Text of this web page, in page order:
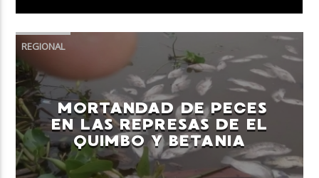
TÍTULO
ARTISTA
Neiva Estereo
REGIONAL
MORTANDAD DE PECES
EN LAS REPRESAS DE EL
QUIMBO Y BETANIA